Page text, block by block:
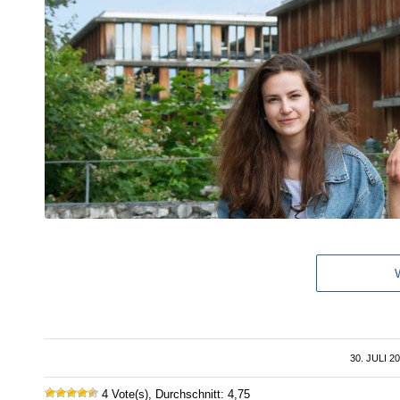
30. JULI
4 Vote(s), Durchschnitt: 4,75